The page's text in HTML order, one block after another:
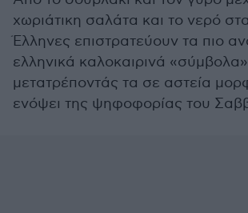
χωριάτικη σαλάτα και το νερό
Έλληνες επιστρατεύουν τα πιο
ελληνικά καλοκαιρινά
μετατρέποντάς τα σε αστεία
ενόψει της ψηφοφορίας του